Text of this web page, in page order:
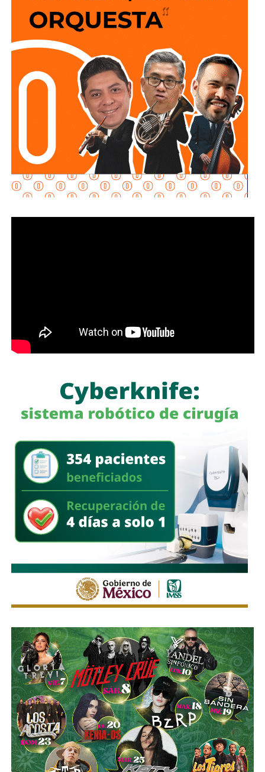
y que los puntos de conexión al sistema público sean
adecuados para garantizar un servicio seguro y eficiente.
Durante las inspecciones pueden determinarse medidas
preventivas y correctivas, para autorizar la incorporación
de nuevos desarrollos a la infraestructura hidráulica
metropolitana.
Con estas supervisiones
, el organismo fortalece la
las nuevas redes de agua potable y drenajeofrezcan